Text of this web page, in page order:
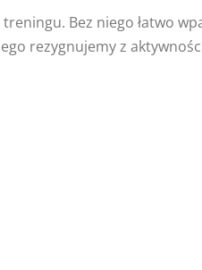
Bez niego łatwo
rezygnujemy z